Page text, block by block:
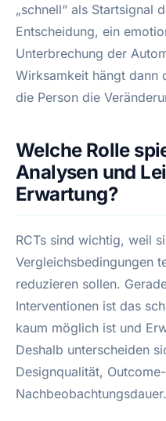
„schnell“ als Startsignal
Entscheidung, ein
Unterbrechung der
Wirksamkeit hängt dann
die Person die
Welche Rolle
Analysen und
Erwartung?
RCTs sind wichtig, weil
Vergleichsbedingungen
reduzieren sollen.
Interventionen ist das
kaum möglich ist und
Deshalb unterscheiden
Designqualität,
Nachbeobachtungsdauer.